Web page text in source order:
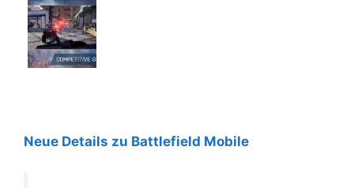
Neue Details zu Battlefield Mobile